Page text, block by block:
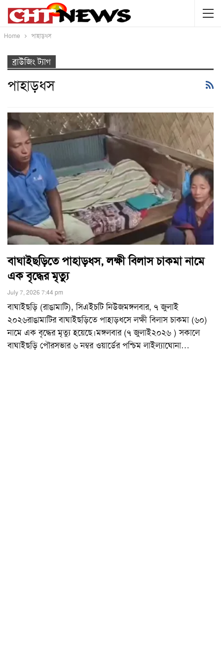
Home পাহাড়ধস
ব্রাউজিং ট্যাগ
পাহাড়ধস
বাঘাইছড়িতে পাহাড়ধস, লক্ষী বিলাস চাকমা নামে
এক বৃদ্ধের মৃত্যু
July 7, 2026 7:44 pm
বাঘাইছড়ি (রাঙামাটি), সিএইচটি নিউজমঙ্গলবার, ৭ জুলাই
২০২৬রাঙামাটির বাঘাইছড়িতে পাহাড়ধসে লক্ষী বিলাস চাকমা (৬০)
নামে এক বৃদ্ধের মৃত্যু হয়েছে।মঙ্গলবার (৭ জুলাই২০২৬ ) সকালে
বাঘাইছড়ি পৌরসভার ৬ নম্বর ওয়ার্ডের পশ্চিম লাইল্যাঘোনা…